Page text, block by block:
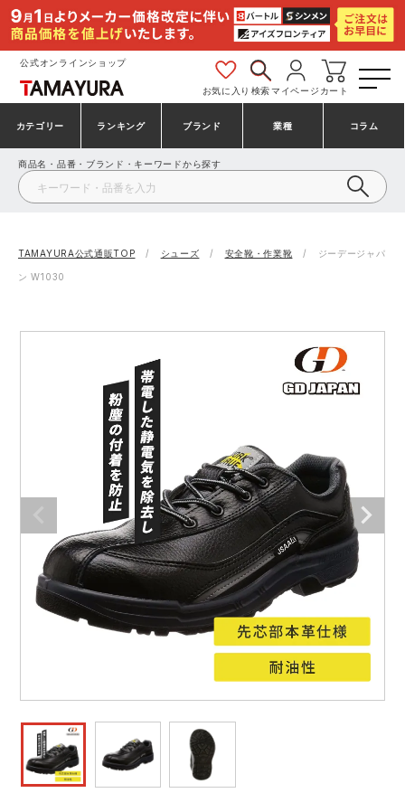
公式オンラインショップ
お気に入り 検索マイページ カート
カテゴリー
安全靴・作業靴
作業用手袋
アウトドア・スポーツ
ワークスーツ
コンプレッションウェア
安全保護具
ランキング
安全靴ランキング
安全靴スニーカーランキング
アシックス安全靴ランキング
ミズノ安全靴ランキング
作業着ランキング
アウトドアウェアランキング
つなぎランキング
空調服ランキング
コンプレッションウェアランキング
作業用ポロシャツランキング
作業用手袋ランキング
ブランド
アシックス
プーマ コンバース（CONVERSE）
ジーベック
桑和
山田辰 クレヒフク
おたふく手袋 マック
ボンマックス
GUSH FORCE CUP
GDジャパン カーシーカシマ
業種
建設・建築作業服
製造・工場作業服
電気・設備作業服
配達・営業作業服
自動車整備士作業服
DIY・日曜大工作業服
運送・倉庫作業服
清掃・ビルメンテ作業服
コラム
商品名・品番・ブランド・キーワードから探す
TAMAYURA公式通販TOP シューズ 安全靴・作業靴 ジーデージャパ
ン W1030